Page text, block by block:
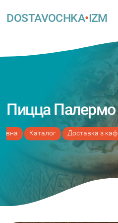
DOSTAVOCHKA•IZM
Пицца Палермо
Каталог Доставка з